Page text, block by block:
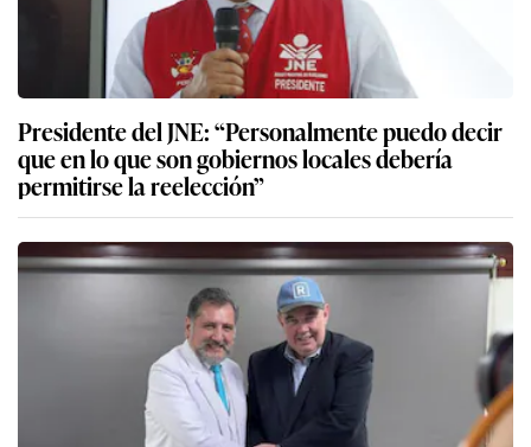
Presidente del JNE: “Personalmente puedo decir
que en lo que son gobiernos locales debería
permitirse la reelección”